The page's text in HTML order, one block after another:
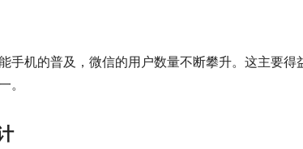
手机的普及，微信的用户数量不断攀升。这主要
。